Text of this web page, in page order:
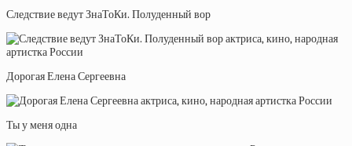
Следствие ведут ЗнаТоКи. Полуденный вор
Дорогая Елена Сергеевна
Ты у меня одна